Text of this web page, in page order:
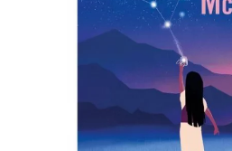
Livres les plus
Prix littéraires